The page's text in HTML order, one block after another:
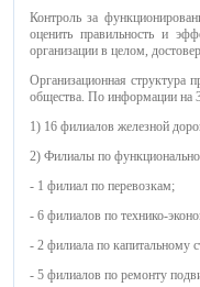
Контроль за
оценить правильность и
организации в целом,
Организационная
общества. По информации на
1) 16 филиалов железной
2) Филиалы по
- 1 филиал по перевозкам;
- 6 филиалов по технико-
- 2 филиала по капитальному
- 5 филиалов по ремонту